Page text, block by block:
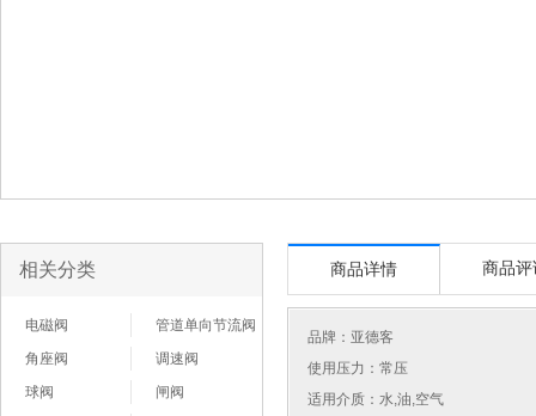
相关分类
电磁阀
管道单向节流阀
角座阀
调速阀
球阀
闸阀
商品详情 商品评
品牌： 亚德客
使用压力：常压
适用介质：水,油,空气